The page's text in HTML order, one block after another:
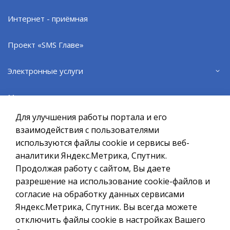
Интернет - приёмная
Проект «SMS Главе»
Электронные услуги
Муниципальные услуги
Правовые акты в сфере закупок
Административные регламенты
Противодействие коррупции
Исполнение Указов Президента РФ
Нормативные правовые акты (Электронный бюллетень
ВЕРНУТЬСЯ НАЗАД
образования ЗАТО г.Североморск
При полном или частичном использовании материалов ссылка
на ресурс обязательна.
Если Вы обнаружили на странице ошибку, пожалуйста, выделите
курсором слово или фразу и нажмите сочетание клавиш
Ctrl+Enter
Политика в отношении обработки персональных данных
Создание сайта – Старт Икс
© 2010 - 2026
Для улучшения работы портала и его
взаимодействия с пользователями
используются файлы cookie и сервисы веб-
аналитики Яндекс.Метрика, Спутник.
Продолжая работу с сайтом, Вы даете
разрешение на использование cookie-файлов и
согласие на обработку данных сервисами
Яндекс.Метрика, Спутник. Вы всегда можете
отключить файлы cookie в настройках Вашего